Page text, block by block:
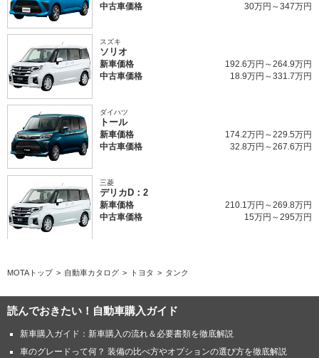
中古車価格
30万円～347万円
スズキ
ソリオ
新車価格
192.6万円～264.9万円
中古車価格
18.9万円～331.7万円
ダイハツ
トール
新車価格
174.2万円～229.5万円
中古車価格
32.8万円～267.6万円
三菱
デリカD：2
新車価格
210.1万円～269.8万円
中古車価格
15万円～295万円
MOTAトップ 自動車カタログ トヨタ タンク
読んでおきたい！自動車購入ガイド
新車購入ガイド：新車購入の流れ＆必要書類を徹底解説
車のグレードって何？ 装備の比べ方やオプションの選び方を徹底解説